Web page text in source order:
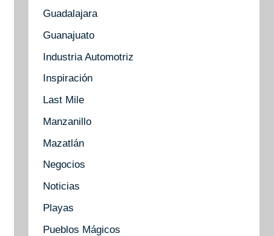
Guadalajara
Guanajuato
Industria Automotriz
Inspiración
Last Mile
Manzanillo
Mazatlán
Negocios
Noticias
Playas
Pueblos Mágicos